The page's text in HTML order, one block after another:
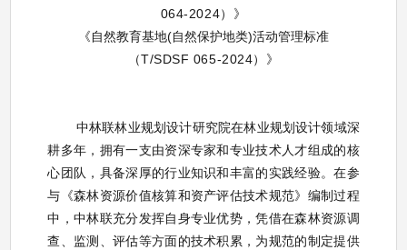
064-2024）》
《自然教育基地(自然保护地类)活动管理标准
（T/SDSF 065-2024）》
中林联林业规划设计研究院在林业规划设计领域深
耕多年，拥有一支由资深专家和专业技术人才组成的核
心团队，具备深厚的行业知识和丰富的实践经验。在参
与《森林资源价值核算和资产评估技术规范》编制过程
中，中林联充分发挥自身专业优势，凭借在森林资源调
查、监测、评估等方面的技术积累，为规范的制定提供